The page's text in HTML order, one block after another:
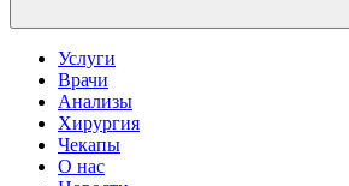
Услуги
Врачи
Анализы
Хирургия
Чекапы
О нас